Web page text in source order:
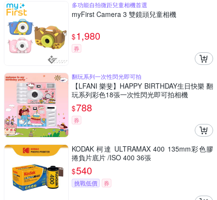
多功能自拍微距兒童相機首選
myFirst Camera 3 雙鏡頭兒童相機
$1,980
券
翻玩系列一次性閃光即可拍
【LFANI 樂斐】HAPPY BIRTHDAY生日快樂 翻
玩系列彩色18張一次性閃光即可拍相機
$788
券
KODAK 柯達 ULTRAMAX 400 135mm彩色膠
捲負片底片 /ISO 400 36張
$540
挑戰低價 券